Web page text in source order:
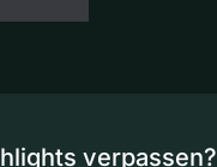
verpassen?